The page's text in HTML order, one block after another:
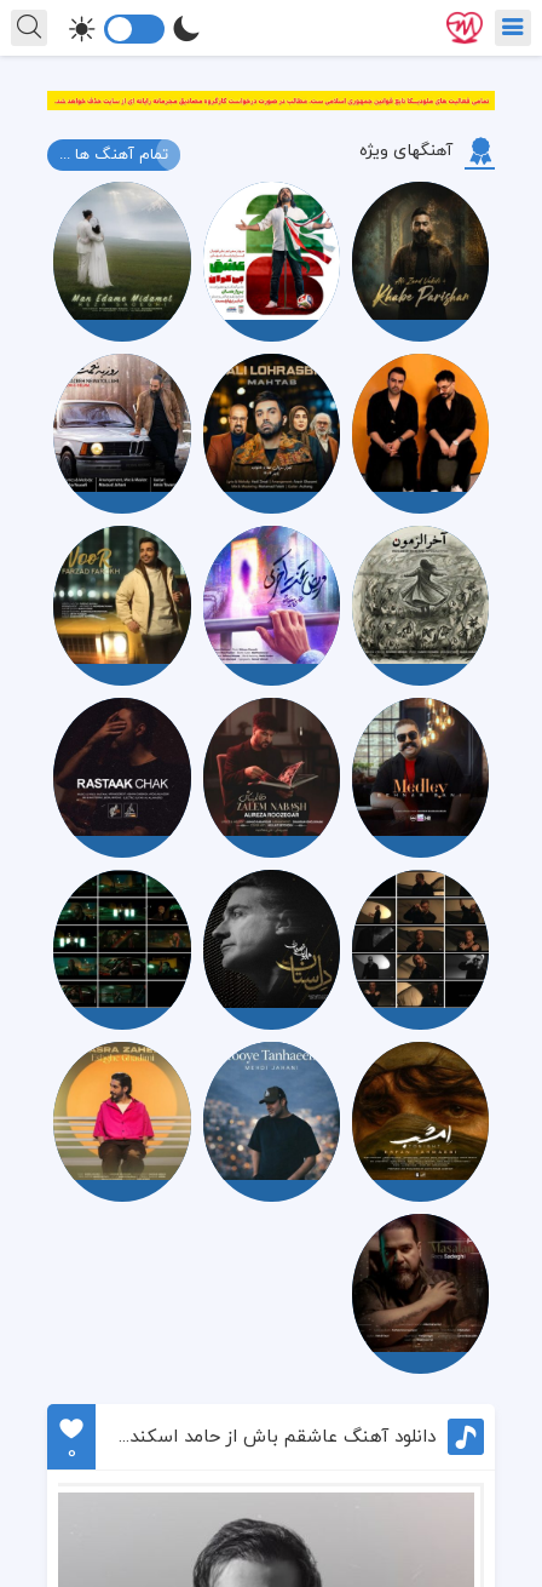
آهنگهای ویژه تمام آهنگ ها ...
دانلود آهنگ عاشقم باش از حامد اسکندری
0